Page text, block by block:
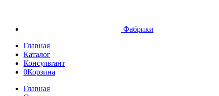
Фабрики
Главная
Каталог
Консультант
0Корзина
Главная